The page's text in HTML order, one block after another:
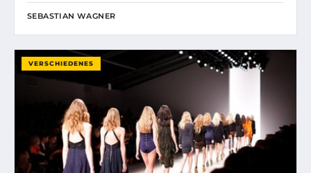
SEBASTIAN WAGNER
VERSCHIEDENES